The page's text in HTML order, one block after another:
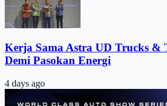
Kerja Sama Astra UD Trucks &
Demi Pasokan Energi
4 days ago